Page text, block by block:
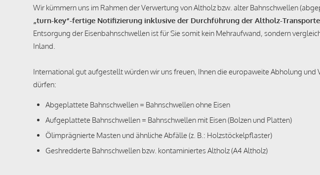
Wir kümmern uns im Rahmen der Verwertung von Altholz bzw. alter Bahnschwellen
„turn-key“-fertige Notifizierung inklusive der Durchführung der Altholz-
Entsorgung der Eisenbahnschwellen ist für Sie somit kein Mehraufwand, sondern
Inland.
International gut aufgestellt würden wir uns freuen, Ihnen die europaweite Abholung
dürfen:
Abgeplattete Bahnschwellen = Bahnschwellen ohne Eisen
Aufgeplattete Bahnschwellen = Bahnschwellen mit Eisen (Bolzen und Platten)
Ölimprägnierte Masten und ähnliche Abfälle (z. B.: Holzstöckelpflaster)
Geshredderte Bahnschwellen bzw. kontaminiertes Altholz (A4 Altholz)